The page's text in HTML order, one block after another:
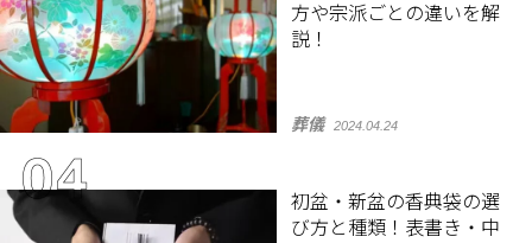
方や宗派ごとの違いを解
説！
葬儀 2024.04.24
初盆・新盆の香典袋の選
び方と種類！表書き・中